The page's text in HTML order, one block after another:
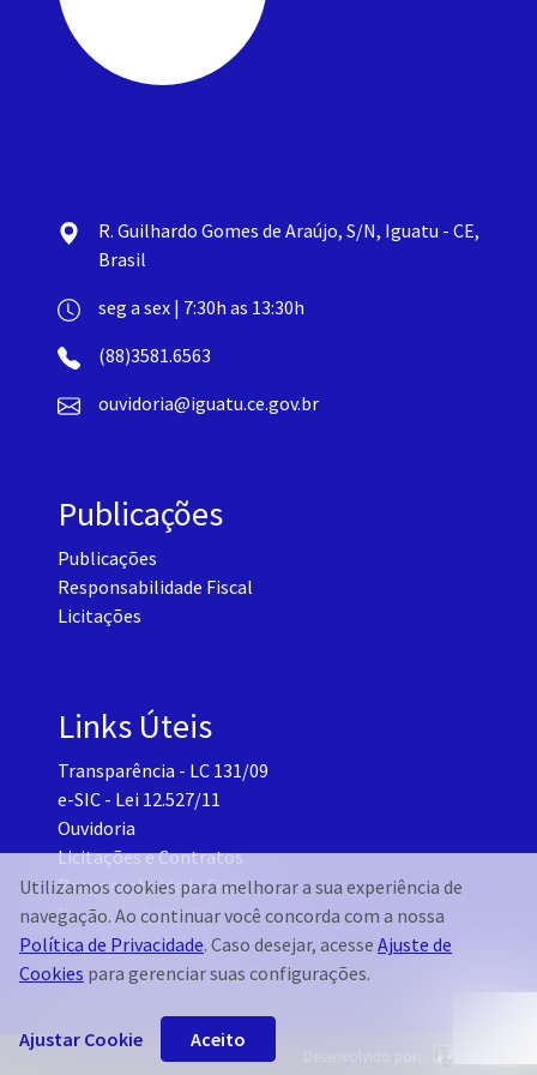
R. Guilhardo Gomes de Araújo, S/N, Iguatu - CE,
Brasil
seg a sex | 7:30h as 13:30h
(88)3581.6563
ouvidoria@iguatu.ce.gov.br
Publicações
Publicações
Responsabilidade Fiscal
Licitações
Links Úteis
Transparência - LC 131/09
e-SIC - Lei 12.527/11
Ouvidoria
Licitações e Contratos
Responsabilidade Fiscal
Portal do TCM-CE
Governo Transparente - Setor Pessoal
Utilizamos cookies para melhorar a sua experiência de
navegação. Ao continuar você concorda com a nossa
Política de Privacidade. Caso desejar, acesse Ajuste de
Cookies para gerenciar suas configurações.
Ajustar Cookie Aceito